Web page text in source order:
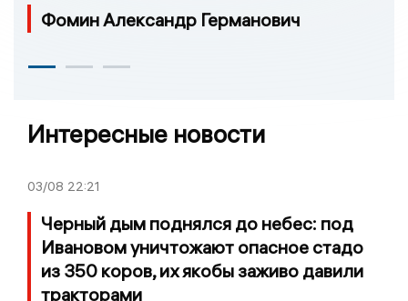
Фомин Александр Германович
Интересные новости
03/08 22:21
Черный дым поднялся до небес: под
Ивановом уничтожают опасное стадо
из 350 коров, их якобы заживо давили
тракторами